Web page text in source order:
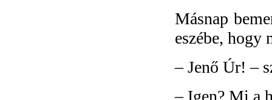
Másnap
eszébe, hogy
–Jenő Úr! –